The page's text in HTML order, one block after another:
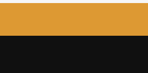
stacjach, dba o […]